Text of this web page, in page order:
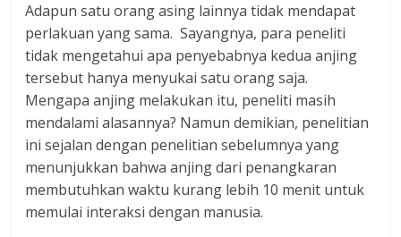
Adapun satu orang asing lainnya tidak mendapat
perlakuan yang sama. Sayangnya, para peneliti
tidak mengetahui apa penyebabnya kedua anjing
tersebut hanya menyukai satu orang saja.
Mengapa anjing melakukan itu, peneliti masih
mendalami alasannya? Namun demikian, penelitian
ini sejalan dengan penelitian sebelumnya yang
menunjukkan bahwa anjing dari penangkaran
membutuhkan waktu kurang lebih 10 menit untuk
memulai interaksi dengan manusia.